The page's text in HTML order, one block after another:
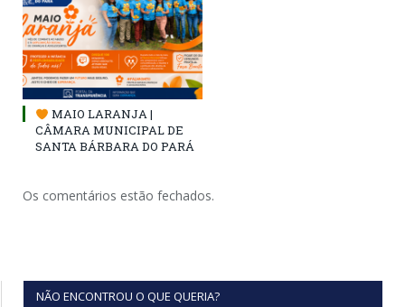
MAIO LARANJA |
CÂMARA MUNICIPAL DE
SANTA BÁRBARA DO PARÁ
Os comentários estão fechados.
NÃO ENCONTROU O QUE QUERIA?